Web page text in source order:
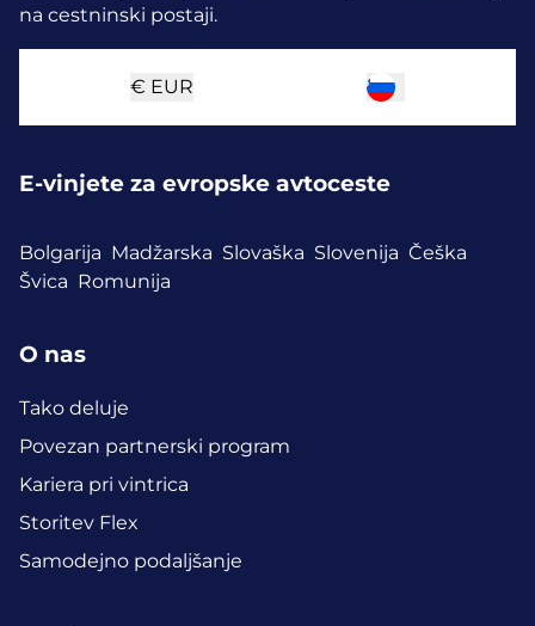
na cestninski postaji.
€ EUR
E-vinjete za evropske avtoceste
Bolgarija Madžarska Slovaška Slovenija Češka
Švica Romunija
O nas
Tako deluje
Povezan partnerski program
Kariera pri vintrica
Storitev Flex
Samodejno podaljšanje